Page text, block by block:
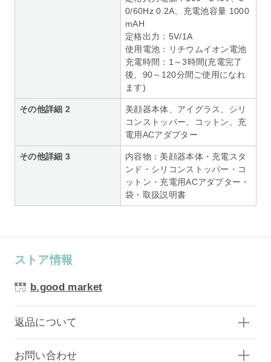
0/60Hz 0.2A、充電池容量 1000
mAH
定格出力：5V/1A
使用電池：リチウムイオン電池
充電時間：1～3時間(充電完了
後、90～120分間ご使用になれ
ます)
その他詳細 2
美顔器本体、アイグラス、シリ
コンストッパー、コットン、充
電用ACアダプター
その他詳細 3
内容物：美顔器本体・充電スタ
ンド・シリコンストッパー・コ
ットン・充電用ACアダプター・
袋・取扱説明書
ストア情報
b.good market
返品について
お問い合わせ